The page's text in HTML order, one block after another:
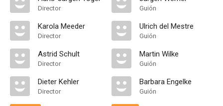
Director
Karola Meeder
Director
Astrid Schult
Director
Dieter Kehler
Director
Guión
Ulrich del Mestre
Guión
Martin Wilke
Guión
Barbara Engelke
Guión